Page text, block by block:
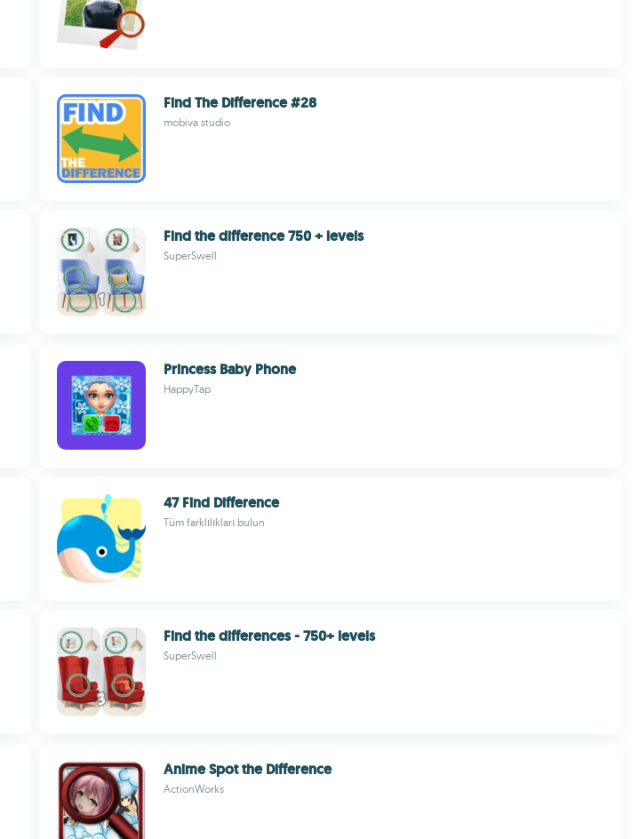
Find The Difference #28
mobiva studio
Find the difference 750 + levels
SuperSwell
Princess Baby Phone
HappyTap
47 Find Difference
Tüm farklılıkları bulun
Find the differences - 750+ levels
SuperSwell
Anime Spot the Difference
ActionWorks